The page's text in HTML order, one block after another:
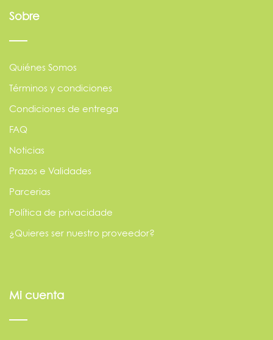
Sobre
Quiénes Somos
Términos y condiciones
Condiciones de entrega
FAQ
Noticias
Prazos e Validades
Parcerias
Política de privacidade
¿Quieres ser nuestro proveedor?
Mi cuenta